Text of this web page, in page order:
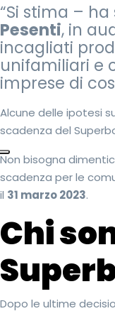
“Si stima –
Pesenti, in
incagliati
unifamiliari e
imprese di
Alcune delle ipotesi
scadenza del
Non bisogna
scadenza per le
il 31 marzo 2023.
Chi
Dopo le ultime